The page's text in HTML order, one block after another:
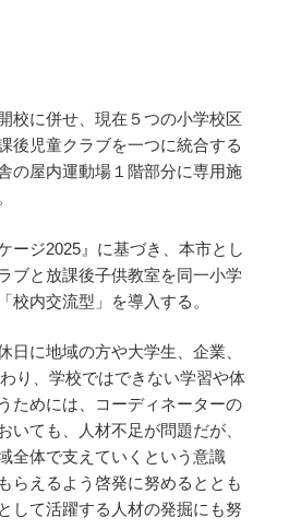
校に併せ、現在５つの小学校区
後児童クラブを一つに統合する
の屋内運動場１階部分に専用施
ージ2025』に基づき、本市とし
ブと放課後子供教室を同一小学
校内交流型」を導入する。
日に地域の方や大学生、企業、
り、学校ではできない学習や体
ためには、コーディネーターの
いても、人材不足が問題だが、
全体で支えていくという意識
らえるよう啓発に努めるととも
して活躍する人材の発掘にも努